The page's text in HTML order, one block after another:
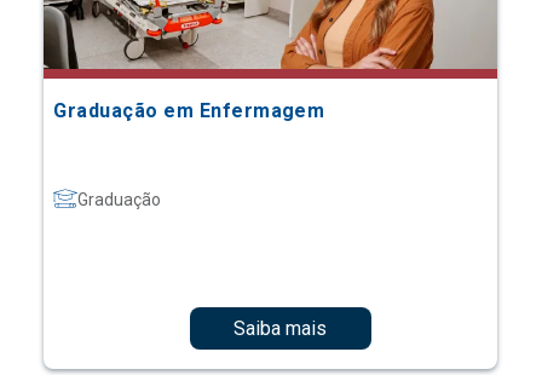
Graduação em Enfermagem
Graduação
Saiba mais